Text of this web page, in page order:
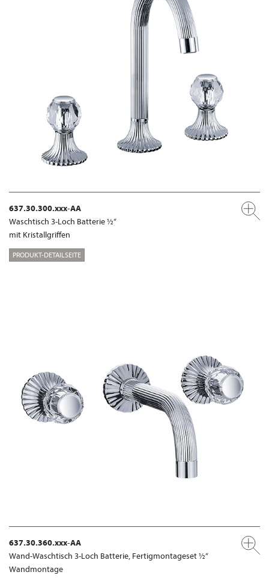
637.30.300.xxx-AA
Waschtisch 3-Loch Batterie ½“
mit Kristallgriffen
PRODUKT-DETAILSEITE
637.30.360.xxx-AA
Wand-Waschtisch 3-Loch Batterie, Fertigmontageset ½“
Wandmontage